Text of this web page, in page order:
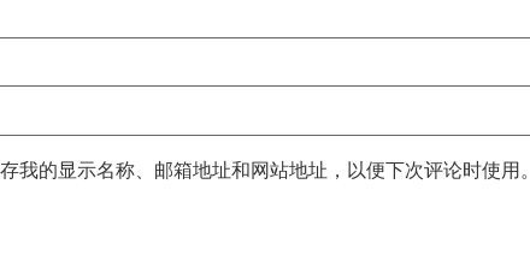
我的显示名称、邮箱地址和网站地址，以便下次评论时使用。